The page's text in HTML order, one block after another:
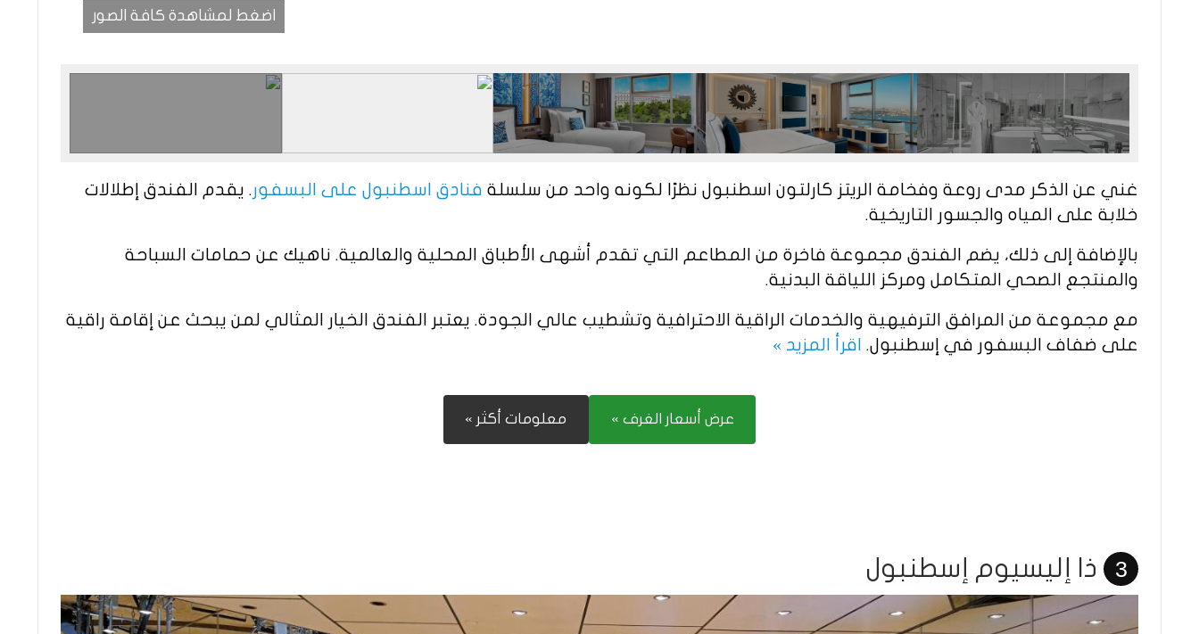
اضغط لمشاهدة كافة الصور
غني عن الذكر مدى روعة وفخامة الريتز كارلتون اسطنبول نظرًا لكونه واحد من سلسلة فنادق اسطنبول على البسفور. يقدم الفندق إطلالات
خلابة على المياه والجسور التاريخية.
بالإضافة إلى ذلك، يضم الفندق مجموعة فاخرة من المطاعم التي تقدم أشهى الأطباق المحلية والعالمية. ناهيك عن حمامات السباحة
والمنتجع الصحي المتكامل ومركز اللياقة البدنية.
مع مجموعة من المرافق الترفيهية والخدمات الراقية الاحترافية وتشطيب عالي الجودة. يعتبر الفندق الخيار المثالي لمن يبحث عن إقامة راقية
على ضفاف البسفور في إسطنبول. اقرأ المزيد »
عرض أسعار الغرف » معلومات أكثر »
3 ذا إليسيوم إسطنبول